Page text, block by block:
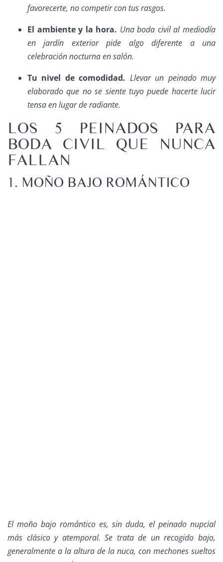
favorecerte, no competir con tus rasgos.
El ambiente y la hora. Una boda civil al mediodía
en jardín exterior pide algo diferente a una
celebración nocturna en salón.
Tu nivel de comodidad. Llevar un peinado muy
elaborado que no se siente tuyo puede hacerte lucir
tensa en lugar de radiante.
LOS 5 PEINADOS PARA
BODA CIVIL QUE NUNCA
FALLAN
1. MOÑO BAJO ROMÁNTICO
El moño bajo romántico es, sin duda, el peinado nupcial
más clásico y atemporal. Se trata de un recogido bajo,
generalmente a la altura de la nuca, con mechones sueltos